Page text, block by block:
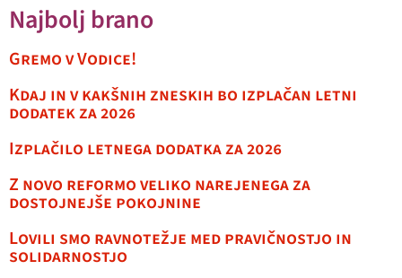
Najbolj brano
Gremo v Vodice!
Kdaj in v kakšnih zneskih bo izplačan letni
dodatek za 2026
Izplačilo letnega dodatka za 2026
Z novo reformo veliko narejenega za
dostojnejše pokojnine
Lovili smo ravnotežje med pravičnostjo in
solidarnostjo